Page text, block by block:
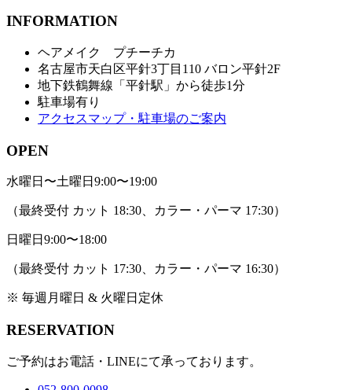
INFORMATION
ヘアメイク プチーチカ
名古屋市天白区平針3丁目110 バロン平針2F
地下鉄鶴舞線「平針駅」から徒歩1分
駐車場有り
アクセスマップ・駐車場のご案内
OPEN
水曜日〜土曜日 9:00〜19:00
（最終受付 カット 18:30、カラー・パーマ 17:30）
日曜日 9:00〜18:00
（最終受付 カット 17:30、カラー・パーマ 16:30）
※ 毎週月曜日 & 火曜日定休
RESERVATION
ご予約はお電話・LINEにて承っております。